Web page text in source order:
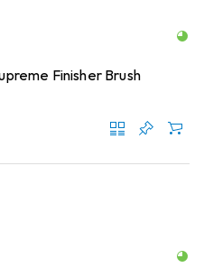
Finisher Brush